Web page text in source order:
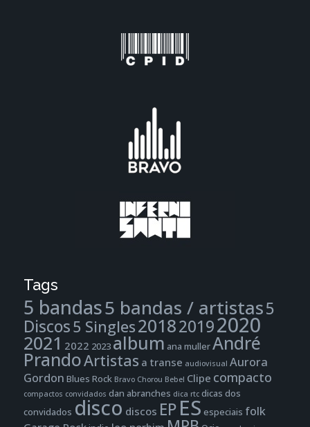
Tags
5 bandas5 bandas / artistas5
Discos5 Singles201820192020
2021 2022 2023album ana mullerAndré
PrandoArtistas a transe audiovisual Aurora
Gordon Blues Rock Bravo Chorou Bebel Clipe compacto
compactos convidados dan abranches dica rtc dicas dos
convidados disco discos EP ES especiais folk